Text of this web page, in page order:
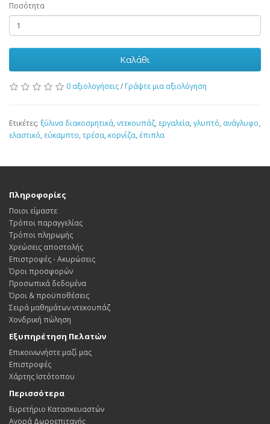
Ποσότητα
Καλάθι
0 αξιολογήσεις/ Γράψτε μια αξιολόγηση
Ετικέτες: ξύλινα διακοσμητικά, ντεκουπάζ, εργαλεία, γλυπτό, ανάγλυφο,
ελαστικό, εύκαμπτο, τρέσα, κορνίζα, έπιπλα
Πληροφορίες
Ποιοι είμαστε
Τρόποι παραγγελίας
Τρόποι πληρωμής
Χρεώσεις αποστολής
Επιστροφές - Ακυρώσεις
Όροι προσφορών
Προσωπικά δεδομένα
Όροι & προϋποθέσεις
Σειρά μαθημάτων ντεκουπάζ
Χονδρική πώληση
Εξυπηρέτηση Πελατών
Επικοινωνήστε μαζί μας
Επιστροφές
Χάρτης Ιστότοπου
Περισσότερα
Ευρετήριο Κατασκευαστών
Αγορά Δωροεπιταγής